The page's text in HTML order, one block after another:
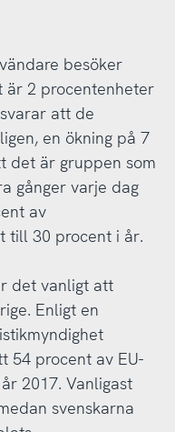
besöker
är 2 procentenheter
att de
en ökning på 7
det är gruppen som
gånger varje dag
av
till 30 procent i år.
det vanligt att
Enligt en
54 procent av EU-
2017. Vanligast
svenskarna